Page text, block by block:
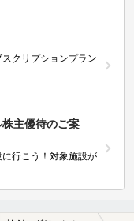
クリプションプラン
株主優待のご案
行こう！対象施設が